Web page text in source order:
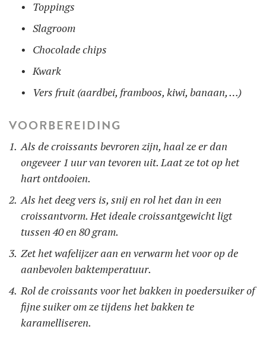
Toppings
Slagroom
Chocolade chips
Kwark
Vers fruit (aardbei, framboos, kiwi, banaan, …)
VOORBEREIDING
Als de croissants bevroren zijn, haal ze er dan
ongeveer 1 uur van tevoren uit. Laat ze tot op het
hart ontdooien.
Als het deeg vers is, snij en rol het dan in een
croissantvorm. Het ideale croissantgewicht ligt
tussen 40 en 80 gram.
Zet het wafelijzer aan en verwarm het voor op de
aanbevolen baktemperatuur.
Rol de croissants voor het bakken in poedersuiker of
fijne suiker om ze tijdens het bakken te
karamelliseren.